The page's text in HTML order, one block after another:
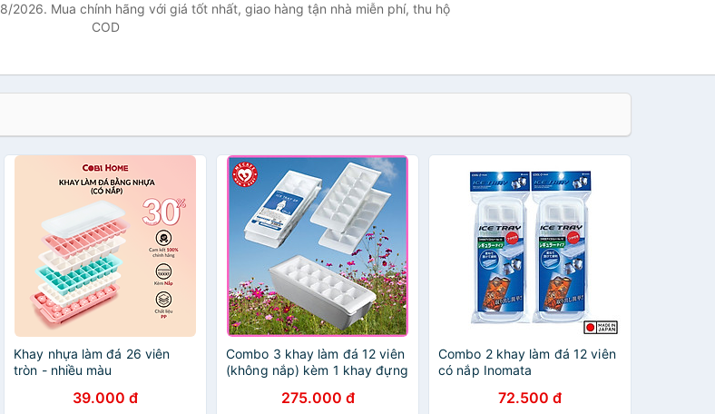
2026. Mua chính hãng với giá tốt nhất, giao hàng tận nhà miễn phí, thu hộ
COD
Khay nhựa làm đá 26 viên
tròn - nhiều màu
39.000 đ
Combo 3 khay làm đá 12 viên
(không nắp) kèm 1 khay đựng
275.000 đ
Combo 2 khay làm đá 12 viên
có nắp Inomata
72.500 đ